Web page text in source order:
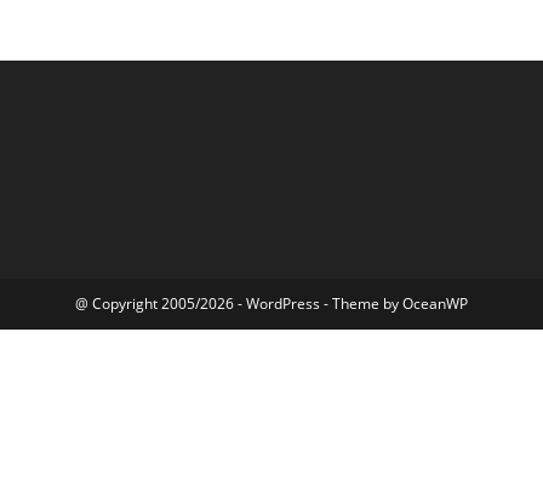
@ Copyright 2005/2026 - WordPress - Theme by OceanWP